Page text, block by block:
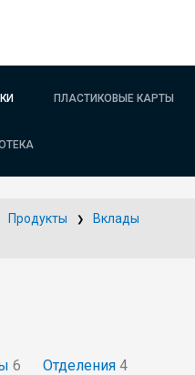
ПЛАСТИКОВЫЕ КАРТЫ
Продукты
Вклады
6 Отделения 4